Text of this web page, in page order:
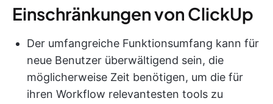
Einschränkungen von ClickUp
Der umfangreiche Funktionsumfang kann für
neue Benutzer überwältigend sein, die
möglicherweise Zeit benötigen, um die für
ihren Workflow relevantesten tools zu